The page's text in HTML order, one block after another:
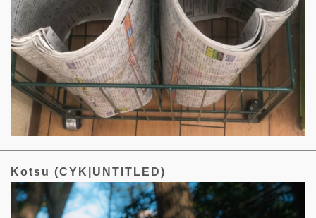
Kotsu (CYK|UNTITLED)